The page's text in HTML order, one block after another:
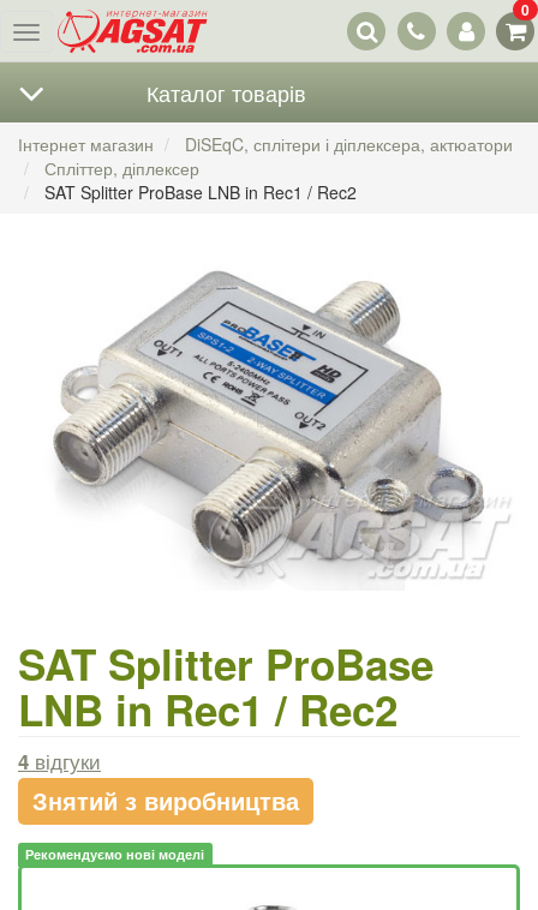
Меню
Наші
контакти
0
Каталог товарів
Інтернет магазин
DiSEqC, сплітери і діплексера, актюатори
Спліттер, діплексер
SAT Splitter ProBase LNB in Rec1 / Rec2
SAT Splitter ProBase
LNB in Rec1 / Rec2
4 відгуки
Знятий з виробництва
Рекомендуємо нові моделі